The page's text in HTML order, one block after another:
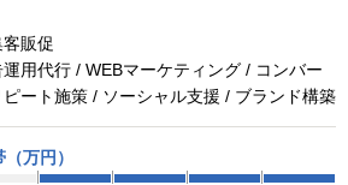
販促
用代行 / WEBマーケティング / コンバー
ート施策 / ソーシャル支援 / ブランド構築
万円）